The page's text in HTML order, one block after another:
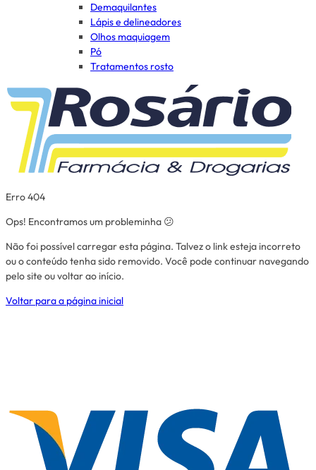
Demaquilantes
Lápis e delineadores
Olhos maquiagem
Pó
Tratamentos rosto
Erro 404
Ops! Encontramos um probleminha 😕
Não foi possível carregar esta página. Talvez o link esteja incorreto
ou o conteúdo tenha sido removido. Você pode continuar navegando
pelo site ou voltar ao início.
Voltar para a página inicial